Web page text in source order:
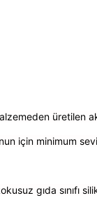
üretilen
için minimum
gıda sınıfı